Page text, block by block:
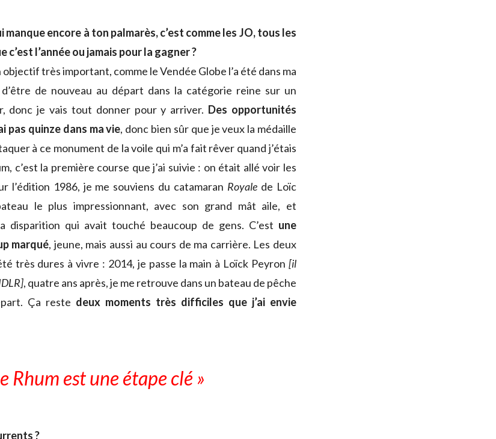
manque encore à ton palmarès, c’est comme les JO, tous les
l’année ou jamais pour la gagner ?
objectif très important, comme le Vendée Globe l’a été dans ma
d’être de nouveau au départ dans la catégorie reine sur un
donc je vais tout donner pour y arriver. Des opportunités
pas quinze dans ma vie, donc bien sûr que je veux la médaille
à ce monument de la voile qui m’a fait rêver quand j’étais
c’est la première course que j’ai suivie : on était allé voir les
l’édition 1986, je me souviens du catamaran Royale de Loïc
le plus impressionnant, avec son grand mât aile, et
disparition qui avait touché beaucoup de gens. C’est une
marqué, jeune, mais aussi au cours de ma carrière. Les deux
très dures à vivre : 2014, je passe la main à Loïck Peyron [il
, quatre ans après, je me retrouve dans un bateau de pêche
Ça reste deux moments très difficiles que j’ai envie
Rhum est une étape clé »
?